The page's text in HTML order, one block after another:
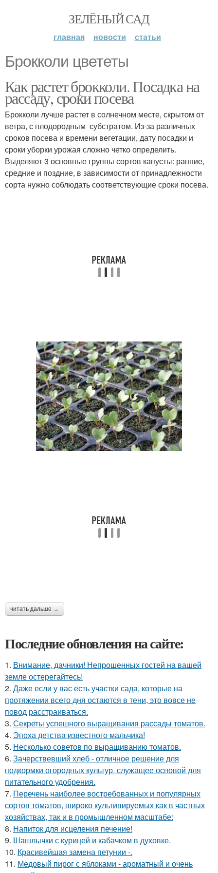
ЗЕЛЁНЫЙ САД
главная новости статьи
Брокколи цвететы
Как растет брокколи. Посадка на
рассаду, сроки посева
Брокколи лучше растет в солнечном месте, скрытом от
ветра, с плодородным субстратом. Из-за различных
сроков посева и времени вегетации, дату посадки и
сроки уборки урожая сложно четко определить.
Выделяют 3 основные группы сортов капусты: ранние,
средние и поздние, в зависимости от принадлежности
сорта нужно соблюдать соответствующие сроки посева.
читать дальше →
Последние обновления на сайте:
1. Внимание, дачники! Непрошенных гостей на вашей
земле остерегайтесь!
2. Даже если у вас есть участки сада, которые на
протяжении всего дня остаются в тени, это вовсе не
повод расстраиваться.
3. Секреты успешного выращивания рассады томатов.
4. Эпоха детства известного мальчика!
5. Несколько советов по выращиванию томатов.
6. Зачерствевший хлеб - отличное решение для
подкормки огородных культур, служащее основой для
питательного удобрения.
7. Перечень наиболее востребованных и популярных
сортов томатов, широко культивируемых как в частных
хозяйствах, так и в промышленном масштабе:
8. Напиток для исцеления печение!
9. Шашлычки с курицей и кабачком в духовке.
10. Красивейшая замена петунии -.
11. Медовый пирог с яблоками - ароматный и очень